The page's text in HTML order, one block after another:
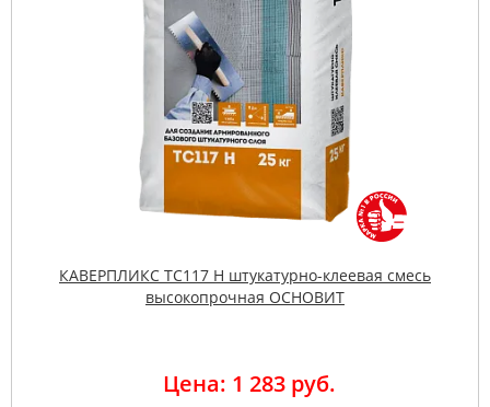
КАВЕРПЛИКС TC117 H штукатурно-клеевая смесь
высокопрочная ОСНОВИТ
Цена: 1 283 руб.